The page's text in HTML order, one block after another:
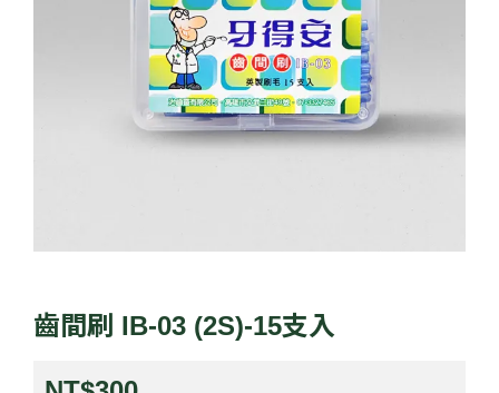
齒間刷 IB-03 (2S)-15支入